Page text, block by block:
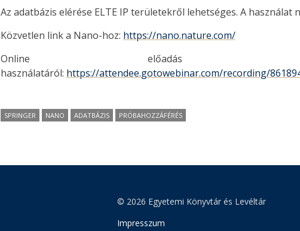
Az adatbázis elérése ELTE IP területekről lehetséges. A használat
Közvetlen link a Nano-hoz: https://nano.nature.com/
Online előadás
használatáról: https://attendee.gotowebinar.com/recording/
SPRINGER NANO ADATBÁZIS PRÓBAHOZZÁFÉRÉS
© 2026 Egyetemi Könyvtár és Levéltár
Impresszum